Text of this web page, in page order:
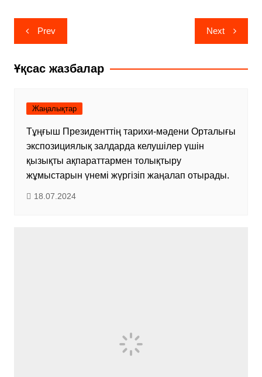
Навигация
по
записям
Prev Next
Ұқсас жазбалар
Жаңалықтар
Тұңғыш Президенттің тарихи-мәдени Орталығы
экспозициялық залдарда келушілер үшін
қызықты ақпараттармен толықтыру
жұмыстарын үнемі жүргізіп жаңалап отырады.
18.07.2024